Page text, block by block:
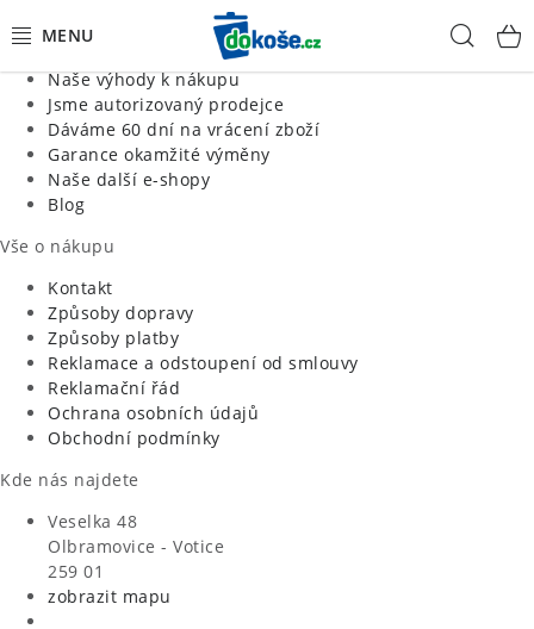
Jsme tradiční česká firma
Naše výhody k nákupu
Jsme autorizovaný prodejce
Dáváme 60 dní na vrácení zboží
Garance okamžité výměny
Naše další e-shopy
Blog
Vše o nákupu
Kontakt
Způsoby dopravy
Způsoby platby
Reklamace a odstoupení od smlouvy
Reklamační řád
Ochrana osobních údajů
Obchodní podmínky
Kde nás najdete
Veselka 48
Olbramovice - Votice
259 01
zobrazit mapu
KOŠE
SÁČKY
KUCHYNĚ
ORGANIZACE
DOMÁCNOST
ÚKLID
VÝPRODEJ
ZNAČKY